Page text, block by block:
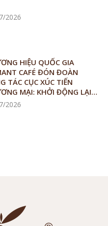
2026
HIỆU QUỐC GIA
CAFÉ ĐÓN ĐOÀN
TÁC CỤC XÚC TIẾN
MẠI: KHỞI ĐỘNG LẠI
LƯỢC CÀ PHÊ VIỆT NAM
2026